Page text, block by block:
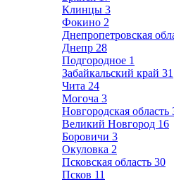
Клинцы 3
Фокино 2
Днепропетровская
Днепр 28
Подгородное 1
Забайкальский край 31
Чита 24
Могоча 3
Новгородская область
Великий Новгород 16
Боровичи 3
Окуловка 2
Псковская область 30
Псков 11